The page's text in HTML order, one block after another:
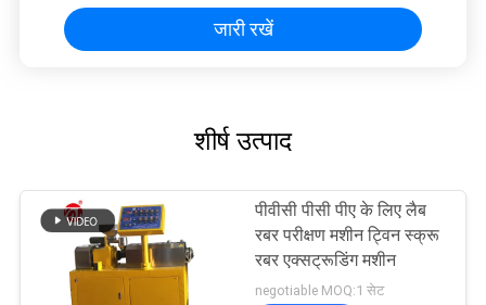
जारी रखें
शीर्ष उत्पाद
पीवीसी पीसी पीए के लिए लैब
रबर परीक्षण मशीन ट्विन स्क्रू
रबर एक्सट्रूडिंग मशीन
negotiable MOQ:1 सेट